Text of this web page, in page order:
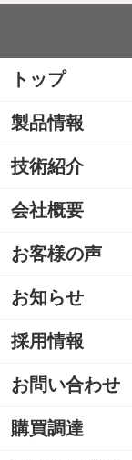
トップ
製品情報
技術紹介
会社概要
お客様の声
お知らせ
採用情報
お問い合わせ
購買調達